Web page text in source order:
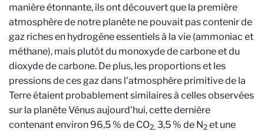
manière étonnante, ils ont découvert que la première
atmosphère de notre planète ne pouvait pas contenir de
gaz riches en hydrogène essentiels à la vie (ammoniac et
méthane), mais plutôt du monoxyde de carbone et du
dioxyde de carbone. De plus, les proportions et les
pressions de ces gaz dans l'atmosphère primitive de la
Terre étaient probablement similaires à celles observées
sur la planète Vénus aujourd'hui, cette dernière
contenant environ 96,5 % de CO2, 3,5 % de N2 et une